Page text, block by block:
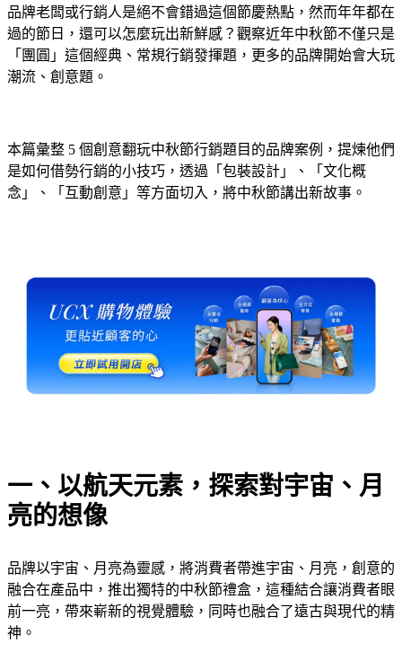
品牌老闆或行銷人是絕不會錯過這個節慶熱點，然而年年都在
過的節日，還可以怎麼玩出新鮮感？觀察近年中秋節不僅只是
「團圓」這個經典、常規行銷發揮題，更多的品牌開始會大玩
潮流、創意題。
本篇彙整 5 個創意翻玩中秋節行銷題目的品牌案例，提煉他們
是如何借勢行銷的小技巧，透過「包裝設計」、「文化概
念」、「互動創意」等方面切入，將中秋節講出新故事。
一、以航天元素，探索對宇宙、月
亮的想像
品牌以宇宙、月亮為靈感，將消費者帶進宇宙、月亮，創意的
融合在產品中，推出獨特的中秋節禮盒，這種結合讓消費者眼
前一亮，帶來嶄新的視覺體驗，同時也融合了遠古與現代的精
神。